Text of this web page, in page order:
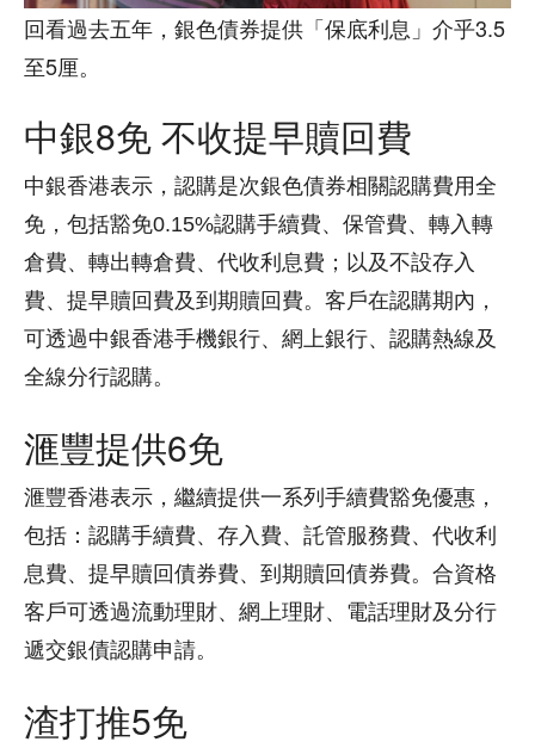
回看過去五年，銀色債券提供「保底利息」介乎3.5
至5厘。
中銀8免 不收提早贖回費
中銀香港表示，認購是次銀色債券相關認購費用全
免，包括豁免0.15%認購手續費、保管費、轉入轉
倉費、轉出轉倉費、代收利息費；以及不設存入
費、提早贖回費及到期贖回費。客戶在認購期內，
可透過中銀香港手機銀行、網上銀行、認購熱線及
全線分行認購。
滙豐提供6免
滙豐香港表示，繼續提供一系列手續費豁免優惠，
包括：認購手續費、存入費、託管服務費、代收利
息費、提早贖回債券費、到期贖回債券費。合資格
客戶可透過流動理財、網上理財、電話理財及分行
遞交銀債認購申請。
渣打推5免